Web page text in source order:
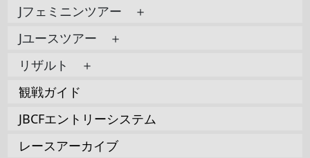
Jフェミニンツアー ＋
Jユースツアー ＋
リザルト ＋
観戦ガイド
JBCFエントリーシステム
レースアーカイブ